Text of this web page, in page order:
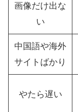
画像だけ出な
い
中国語や海外
サイトばかり
やたら遅い